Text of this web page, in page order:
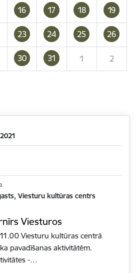
16 17 18 19
23 24 25 26
30 31 1 2
Viesturu kultūras centrs
Viesturos
Viesturu kultūras centrā
pavadīšanas aktivitātēm.
-…